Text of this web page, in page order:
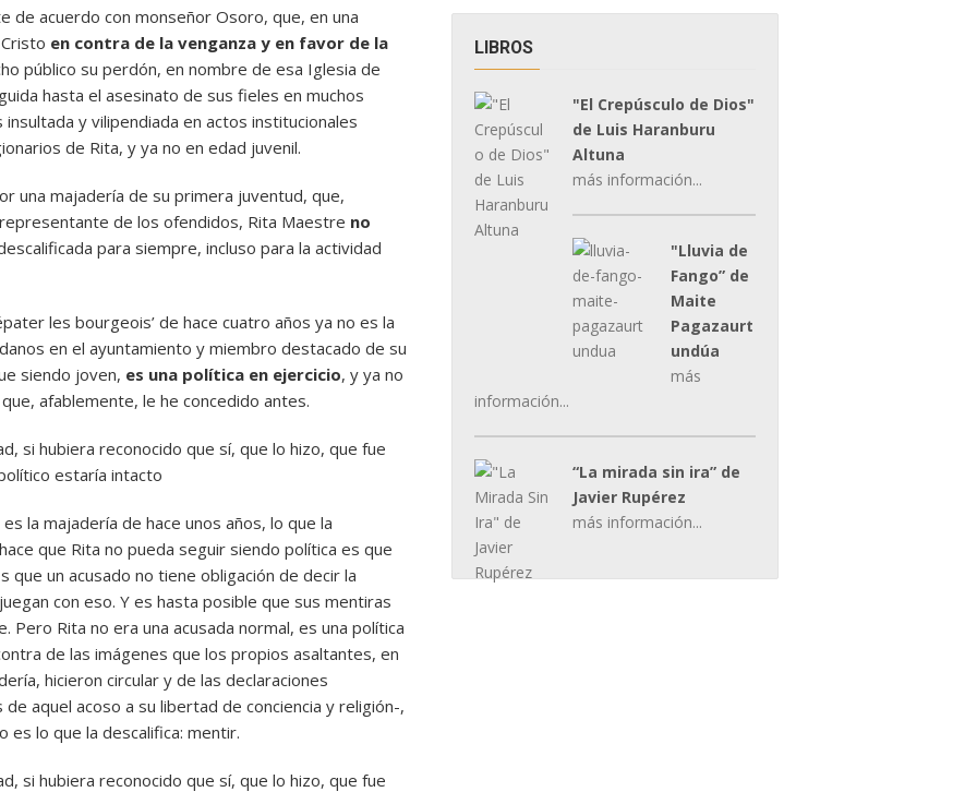
de acuerdo con monseñor Osoro, que, en una
en contra de la venganza y en favor de la
público su perdón, en nombre de esa Iglesia de
hasta el asesinato de sus fieles en muchos
y vilipendiada en actos institucionales
de Rita, y ya no en edad juvenil.
una majadería de su primera juventud, que,
de los ofendidos, Rita Maestre no
para siempre, incluso para la actividad
les bourgeois’ de hace cuatro años ya no es la
en el ayuntamiento y miembro destacado de su
siendo joven, es una política en ejercicio, y ya no
afablemente, le he concedido antes.
si hubiera reconocido que sí, que lo hizo, que fue
estaría intacto
la majadería de hace unos años, lo que la
que Rita no pueda seguir siendo política es que
que un acusado no tiene obligación de decir la
con eso. Y es hasta posible que sus mentiras
Pero Rita no era una acusada normal, es una política
de las imágenes que los propios asaltantes, en
hicieron circular y de las declaraciones
aquel acoso a su libertad de conciencia y religión-,
es lo que la descalifica: mentir.
si hubiera reconocido que sí, que lo hizo, que fue
LIBROS
"El Crepúsculo de Dios"
de Luis Haranburu
Altuna
más información...
"Lluvia de
Fango” de
Maite
Pagazaurt
undúa
más
información...
“La mirada sin ira” de
Javier Rupérez
más información...